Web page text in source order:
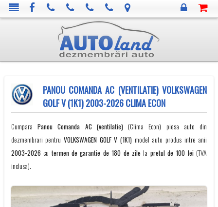
PANOU COMANDA AC (VENTILATIE) VOLKSWAGEN
GOLF V (1K1) 2003-2026 CLIMA ECON
CumparaPanou Comanda AC (ventilatie)(Clima Econ) piesa auto din
dezmembrari pentruVOLKSWAGEN GOLF V (1K1) model auto produs intre anii
2003-2026 cutermen de garantie de 180 de zile la pretul de 100 lei(TVA
inclusa).